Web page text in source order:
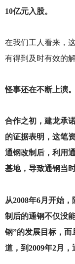
10亿元入股。
在我们工人看来，
有得到及时有效的解
怪事还在不断上演。
合作之初，建龙承
的证据表明，这笔
通钢改制后，利用
基地，导致通钢当
从2008年6月开始
制后的通钢不仅没
钢”的发展目标，
道，到2009年2月，